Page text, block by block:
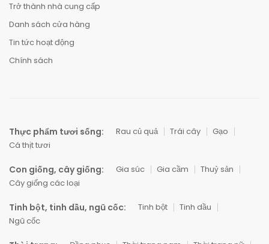
Trở thành nhà cung cấp
Danh sách cửa hàng
Tin tức hoạt động
Chính sách
Thực phẩm tươi sống: Rau củ quả Trái cây
Gạo
Cá thịt tươi
Con giống, cây giống: Gia súc Gia cầm
Thuỷ sản
Cây giống các loại
Tinh bột, tinh dầu, ngũ cốc: Tinh bột
Tinh dầu
Ngũ cốc